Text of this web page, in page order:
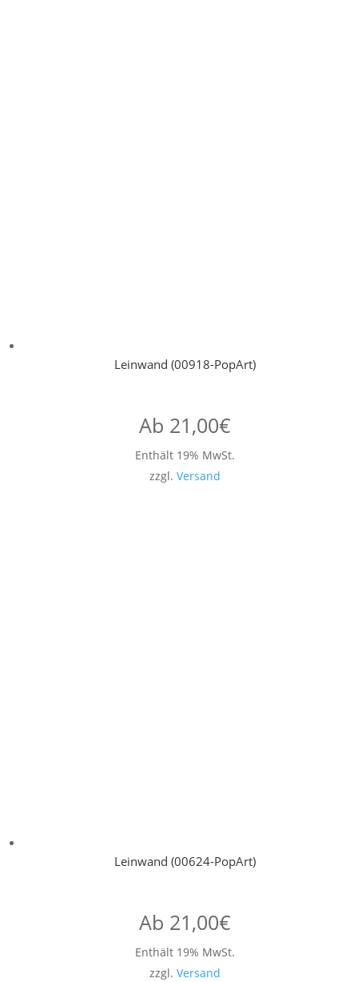
Leinwand (00918-PopArt)
Ab 21,00€
Enthält 19% MwSt.
zzgl. Versand
Leinwand (00624-PopArt)
Ab 21,00€
Enthält 19% MwSt.
zzgl. Versand